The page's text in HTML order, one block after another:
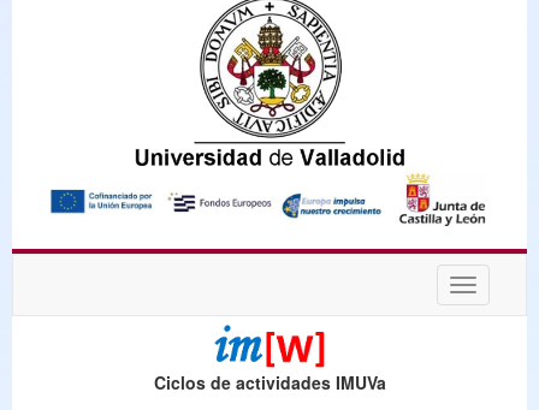
Desplegar
Ciclos de actividades IMUVa